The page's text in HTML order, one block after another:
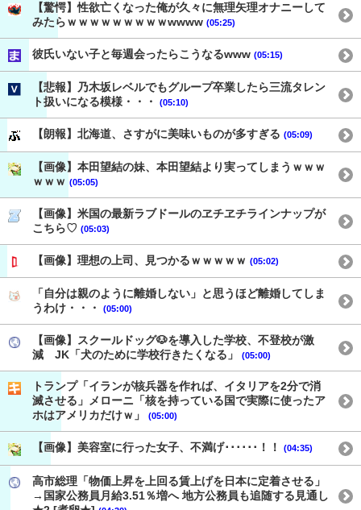
【驚愕】性欲亡くなった俺が久々に無理矢理オナニーして
みたらｗｗｗｗｗｗｗｗｗwwww (05:25)
彼氏いない子と毎週会ったらこうなるwww (05:15)
【悲報】乃木坂レベルでもグループ卒業したら三流タレン
ト扱いになる模様・・・
(05:10)
【朗報】北海道、さすがに美味いものが多すぎる (05:09)
【画像】本田望結の妹、本田望結より実ってしまうｗｗｗ
ｗｗｗ (05:05)
【画像】米国の最新ラブドールのヱチヱチラインナップが
こちら♡ (05:03)
【画像】理想の上司、見つかるｗｗｗｗｗ (05:02)
「自分は親のように離婚しない」と思うほど離婚してしま
うわけ・・・
(05:00)
【画像】スクールドッグ🐶を導入した学校、不登校が激
減 JK「犬のために学校行きたくなる」
(05:00)
トランプ「イランが核兵器を作れば、イタリアを2分で消
滅させる」メローニ「核を持っている国で実際に使ったア
ホはアメリカだけｗ」
(05:00)
【画像】美容室に行った女子、不満げ･･････！！ (04:35)
高市総理「物価上昇を上回る賃上げを日本に定着させる」
→国家公務員月給3.51％増へ 地方公務員も追随する見通し